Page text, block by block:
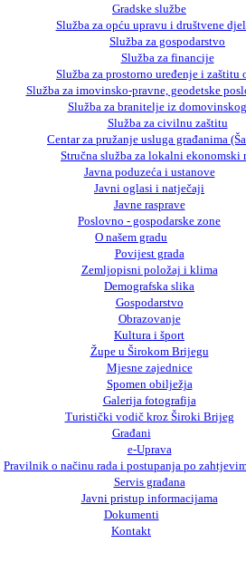
Gradske službe
Služba za opću upravu i društvene
Služba za gospodarstvo
Služba za financije
Služba za prostorno uređenje i zaštitu
Služba za imovinsko-pravne, geodetske
Služba za branitelje iz
Služba za civilnu zaštitu
Centar za pružanje usluga građanima
Stručna služba za lokalni ekonomski
Javna poduzeća i ustanove
Javni oglasi i natječaji
Javne rasprave
Poslovno - gospodarske zone
O našem gradu
Povijest grada
Zemljopisni položaj i klima
Demografska slika
Gospodarstvo
Obrazovanje
Kultura i šport
Župe u Širokom Brijegu
Mjesne zajednice
Spomen obilježja
Galerija fotografija
Turistički vodič kroz Široki Brijeg
Građani
e-Uprava
Pravilnik o načinu rada i postupanja po
Servis građana
Javni pristup informacijama
Dokumenti
Kontakt